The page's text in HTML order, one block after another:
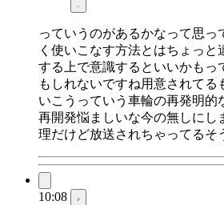
っていうのがあるかなって思っ
く使いこなす方法とはちょっと
する上で意識するといいかもっ
もしれないですね用意されてる
いこうっていう車輪の再発明的
再開発悩ましいな今の無しにし
理だけど放送されちゃってるそ
10:08